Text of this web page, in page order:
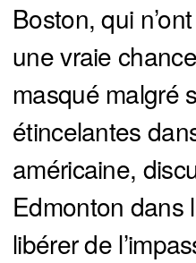
Boston, qui
une vraie
masqué malgré
étincelantes
américaine,
Edmonton dans
libérer de